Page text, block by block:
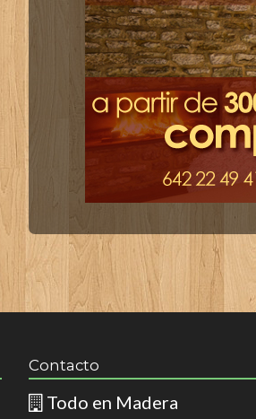
Contacto
Todo en Madera